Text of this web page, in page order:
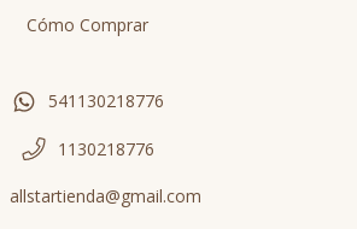
Cómo Comprar
541130218776
1130218776
allstartienda@gmail.com